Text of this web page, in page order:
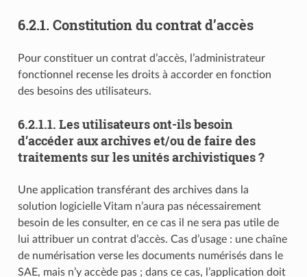
6.2.1. Constitution du contrat d’accès
Pour constituer un contrat d’accès, l’administrateur
fonctionnel recense les droits à accorder en fonction
des besoins des utilisateurs.
6.2.1.1. Les utilisateurs ont-ils besoin
d’accéder aux archives et/ou de faire des
traitements sur les unités archivistiques ?
Une application transférant des archives dans la
solution logicielle Vitam n’aura pas nécessairement
besoin de les consulter, en ce cas il ne sera pas utile de
lui attribuer un contrat d’accès. Cas d’usage : une chaîne
de numérisation verse les documents numérisés dans le
SAE, mais n’y accède pas ; dans ce cas, l’application doit